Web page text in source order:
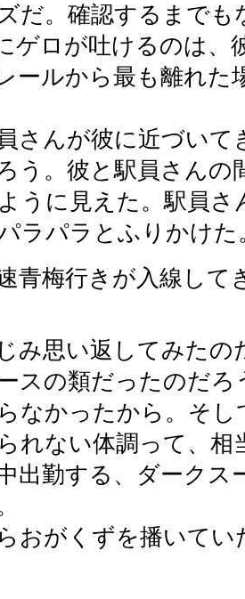
だ。確認するまでも
ゲロが吐けるのは、
ールから最も離れた
さんが彼に近づいて
う。彼と駅員さんの
うに見えた。駅員さ
ラパラとふりかけた
青梅行きが入線して
み思い返してみたの
スの類だったのだろ
なかったから。そ
れない体調って、相
出勤する、ダークス
おがくずを播いてい